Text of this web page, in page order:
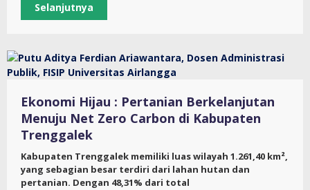
Selanjutnya
Ekonomi Hijau : Pertanian Berkelanjutan
Menuju Net Zero Carbon di Kabupaten
Trenggalek
Kabupaten Trenggalek memiliki luas wilayah 1.261,40 km²,
yang sebagian besar terdiri dari lahan hutan dan
pertanian. Dengan 48,31% dari total